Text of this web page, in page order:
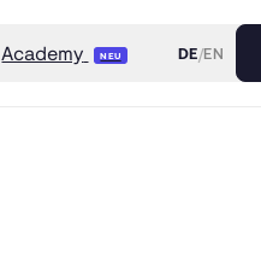
Academy NEU DE/EN